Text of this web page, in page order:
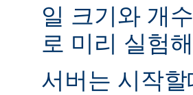
일 크기와 개
로 미리 실험
서버는 시작